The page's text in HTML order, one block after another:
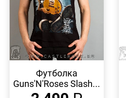
ПРОСМОТР
Футболка
Guns'N'Roses Slash...